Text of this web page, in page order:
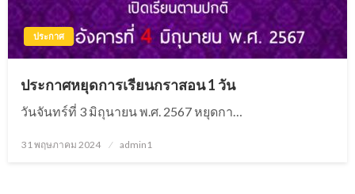
ประกาศ
ประกาศหยุดการเรียนกราสอน 1 วัน
วันจันทร์ที่ 3 มิถุนายน พ.ศ. 2567 หยุดกา…
Posted
31 พฤษภาคม 2024 admin1